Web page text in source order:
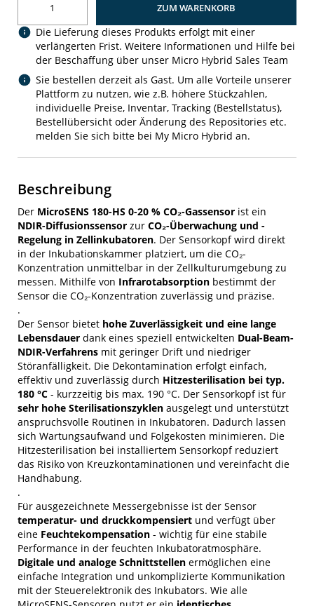
ZUM WARENKORB
Die Lieferung dieses Produkts erfolgt mit einer
verlängerten Frist. Weitere Informationen und Hilfe bei
der Beschaffung über unser Micro Hybrid Sales Team
Sie bestellen derzeit als Gast. Um alle Vorteile unserer
Plattform zu nutzen, wie z.B. höhere Stückzahlen,
individuelle Preise, Inventar, Tracking (Bestellstatus),
Bestellübersicht oder Änderung des Repositories etc.
melden Sie sich bitte bei My Micro Hybrid an.
Beschreibung
Der MicroSENS 180-HS 0-20 % CO₂-Gassensor ist ein
NDIR-Diffusionssensor zur CO₂-Überwachung und -
Regelung in Zellinkubatoren. Der Sensorkopf wird direkt
in der Inkubationskammer platziert, um die CO₂-
Konzentration unmittelbar in der Zellkulturumgebung zu
messen. Mithilfe von Infrarotabsorption bestimmt der
Sensor die CO₂-Konzentration zuverlässig und präzise.
.
Der Sensor bietet hohe Zuverlässigkeit und eine lange
Lebensdauer dank eines speziell entwickelten Dual-Beam-
NDIR-Verfahrens mit geringer Drift und niedriger
Störanfälligkeit. Die Dekontamination erfolgt einfach,
effektiv und zuverlässig durch Hitzesterilisation bei typ.
180 °C - kurzzeitig bis max. 190 °C. Der Sensorkopf ist für
sehr hohe Sterilisationszyklen ausgelegt und unterstützt
anspruchsvolle Routinen in Inkubatoren. Dadurch lassen
sich Wartungsaufwand und Folgekosten minimieren. Die
Hitzesterilisation bei installiertem Sensorkopf reduziert
das Risiko von Kreuzkontaminationen und vereinfacht die
Handhabung.
.
Für ausgezeichnete Messergebnisse ist der Sensor
temperatur- und druckkompensiert und verfügt über
eine Feuchtekompensation - wichtig für eine stabile
Performance in der feuchten Inkubatoratmosphäre.
Digitale und analoge Schnittstellen ermöglichen eine
einfache Integration und unkomplizierte Kommunikation
mit der Steuerelektronik des Inkubators. Wie alle